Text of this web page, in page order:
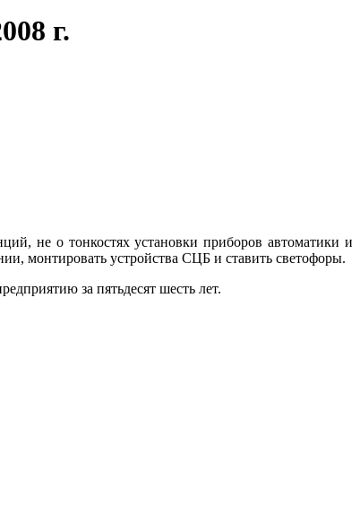
г.
не о тонкостях установки приборов автоматики и
монтировать устройства СЦБ и ставить светофоры.
за пятьдесят шесть лет.